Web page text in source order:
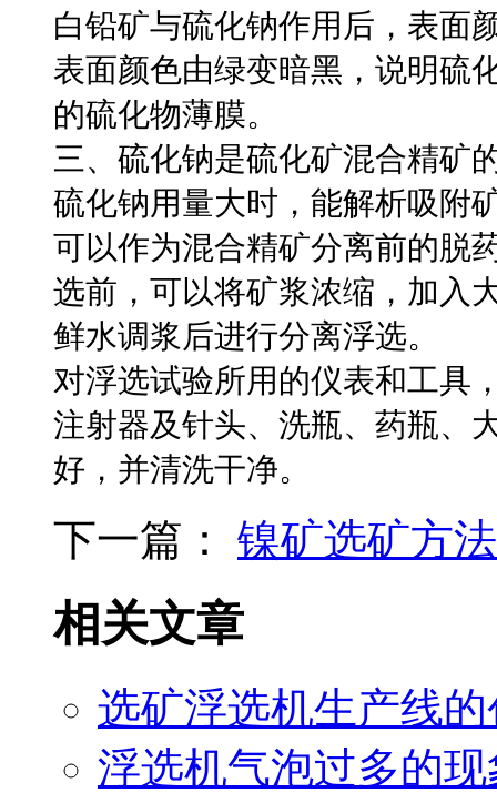
白铅矿与硫化钠作用后，表面
表面颜色由绿变暗黑，说明硫
的硫化物薄膜。
三、硫化钠是硫化矿混合精矿
硫化钠用量大时，能解析吸附
可以作为混合精矿分离前的脱
选前，可以将矿浆浓缩，加入
鲜水调浆后进行分离浮选。
对浮选试验所用的仪表和工具
注射器及针头、洗瓶、药瓶、
好，并清洗干净。 ​
下一篇： 镍矿选矿方
相关文章
选矿浮选机生产线
浮选机气泡过多的